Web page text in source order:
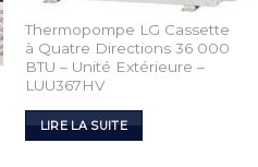
Thermopompe LG Cassette
à Quatre Directions 36 000
BTU – Unité Extérieure –
LUU367HV
LIRE LA SUITE